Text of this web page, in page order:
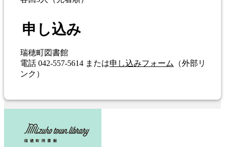
申し込み
瑞穂町図書館
電話 042-557-5614 または申し込みフォーム
（外部リ
ンク）